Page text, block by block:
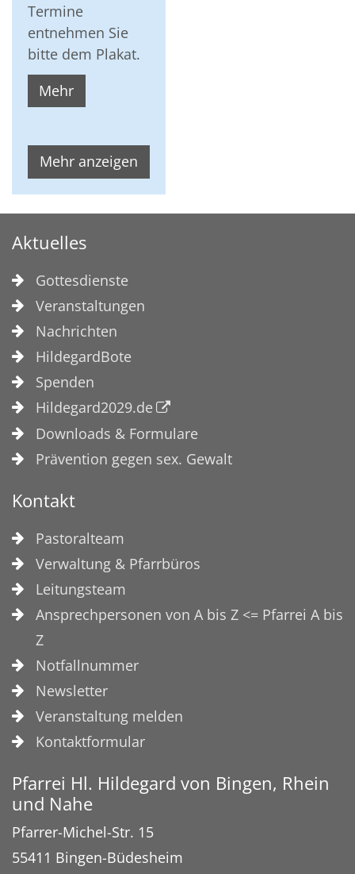
Termine
entnehmen Sie
bitte dem Plakat.
Mehr
Mehr anzeigen
Aktuelles
Gottesdienste
Veranstaltungen
Nachrichten
HildegardBote
Spenden
Hildegard2029.de
Downloads & Formulare
Prävention gegen sex. Gewalt
Kontakt
Pastoralteam
Verwaltung & Pfarrbüros
Leitungsteam
Ansprechpersonen von A bis Z <= Pfarrei A bis
Z
Notfallnummer
Newsletter
Veranstaltung melden
Kontaktformular
Pfarrei Hl. Hildegard von Bingen, Rhein
und Nahe
Pfarrer-Michel-Str. 15
55411 Bingen-Büdesheim